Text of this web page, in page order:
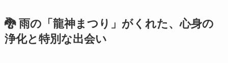
🐉 雨の「龍神まつり」がくれた、心身の
浄化と特別な出会い